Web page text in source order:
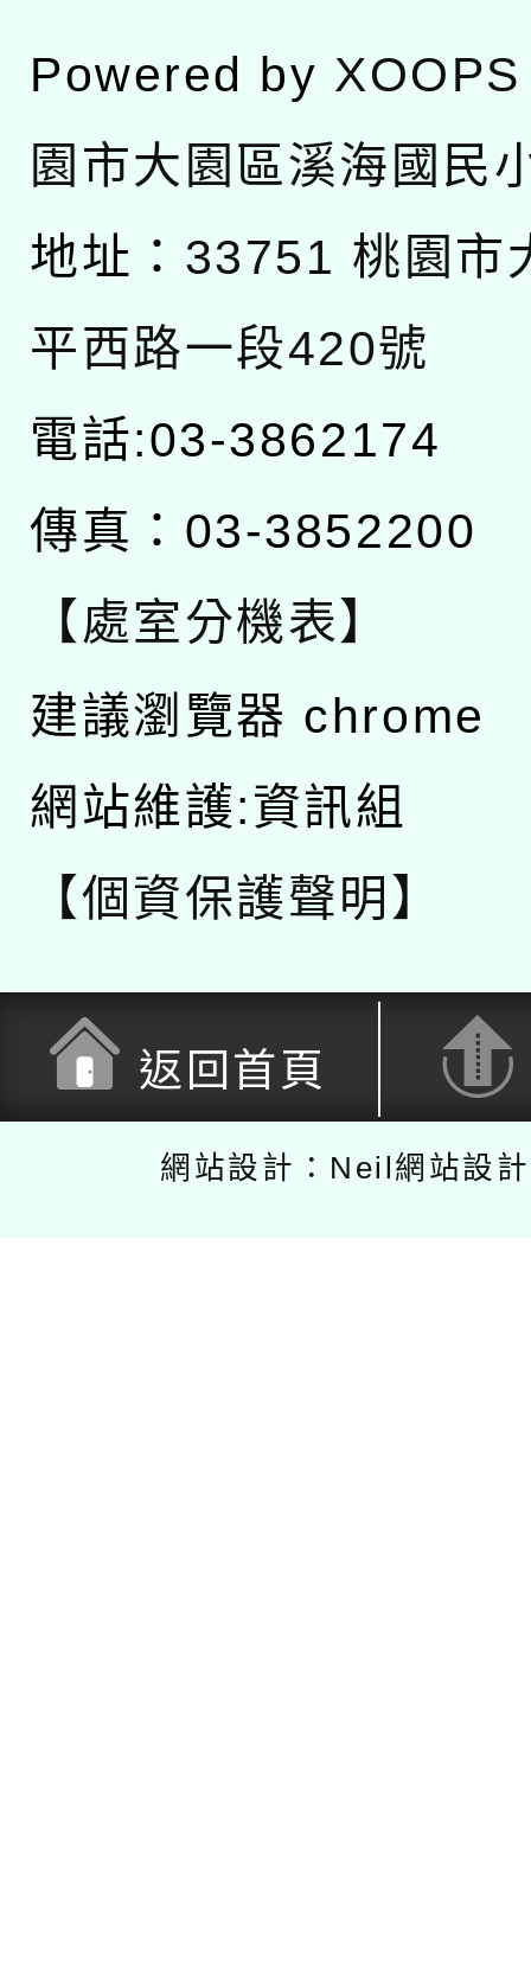
Powered by XOOPS
園市大園區溪海國民
地址： 33751 桃園市
平西路一段420號
電話:03-3862174
傳真：03-3852200
【處室分機表】
建議瀏覽器 chrome
網站維護:資訊組
【個資保護聲明】
返回首頁
網站設計：Neil網站設